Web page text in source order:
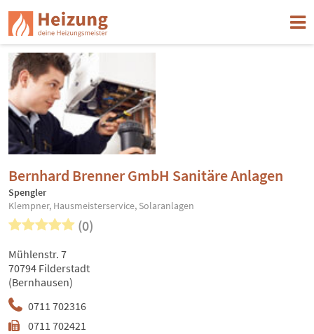
Bernhard Brenner GmbH Sanitäre Anlagen
Spengler
Klempner, Hausmeisterservice, Solaranlagen
(0)
0711 702316
0711 702421
Mühlenstr. 7
70794 Filderstadt
(Bernhausen)